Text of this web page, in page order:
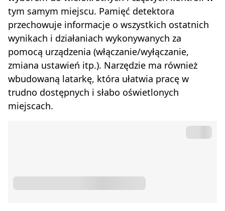
tym samym miejscu. Pamięć detektora
przechowuje informacje o wszystkich ostatnich
wynikach i działaniach wykonywanych za
pomocą urządzenia (włączanie/wyłączanie,
zmiana ustawień itp.). Narzędzie ma również
wbudowaną latarkę, która ułatwia pracę w
trudno dostępnych i słabo oświetlonych
miejscach.